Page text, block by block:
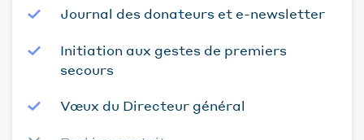
Journal des donateurs et e-newsletter
Initiation aux gestes de premiers
secours
Vœux du Directeur général